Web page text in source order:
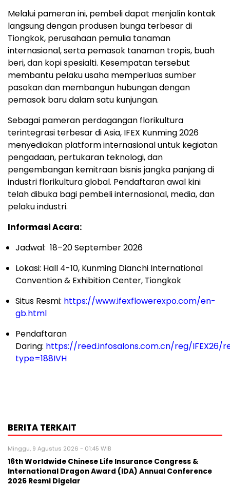
Melalui pameran ini, pembeli dapat menjalin kontak
langsung dengan produsen bunga terbesar di
Tiongkok, perusahaan pemulia tanaman
internasional, serta pemasok tanaman tropis, buah
beri, dan kopi spesialti. Kesempatan tersebut
membantu pelaku usaha memperluas sumber
pasokan dan membangun hubungan dengan
pemasok baru dalam satu kunjungan.
Sebagai pameran perdagangan florikultura
terintegrasi terbesar di Asia, IFEX Kunming 2026
menyediakan platform internasional untuk kegiatan
pengadaan, pertukaran teknologi, dan
pengembangan kemitraan bisnis jangka panjang di
industri florikultura global. Pendaftaran awal kini
telah dibuka bagi pembeli internasional, media, dan
pelaku industri.
Informasi Acara:
Jadwal: 18–20 September 2026
Lokasi: Hall 4-10, Kunming Dianchi International
Convention & Exhibition Center, Tiongkok
Situs Resmi: https://www.ifexflowerexpo.com/en-
gb.html
Pendaftaran
Daring: https://reed.infosalons.com.cn/reg/IFEX26/
type=188IVH
BERITA TERKAIT
Minggu, 9 Agustus 2026 - 01:45 WIB
16th Worldwide Chinese Life Insurance Congress &
International Dragon Award (IDA) Annual Conference
2026 Resmi Digelar